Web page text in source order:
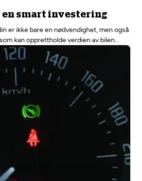
smart investering
er ikke bare en nødvendighet, men også
kan opprettholde verdien av bilen…